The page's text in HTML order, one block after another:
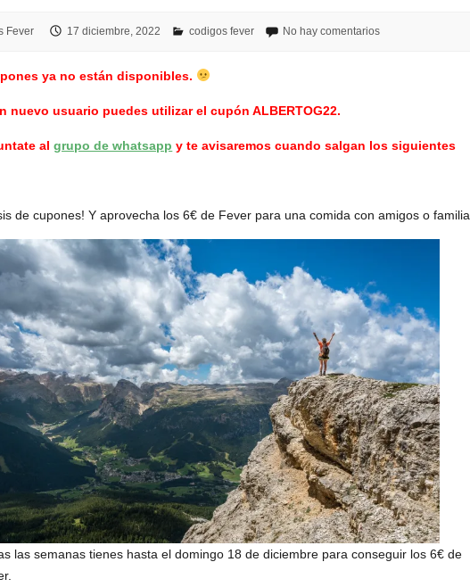
Fever 17 diciembre, 2022 codigos fever No hay comentarios
ya no están disponibles.
nuevo usuario puedes utilizar el cupón ALBERTOG22.
algrupo de whatsapp y te avisaremos cuando salgan los siguientes
de cupones! Y aprovecha los 6€ de Fever para una comida con amigos o familia.
las semanas tienes hasta el domingo 18 de diciembre para conseguir los 6€ de